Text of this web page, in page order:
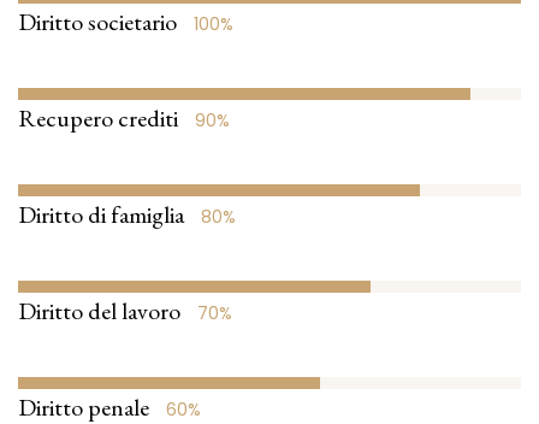
Diritto societario 100%
Recupero crediti 90%
Diritto di famiglia 80%
Diritto del lavoro 70%
Diritto penale 60%